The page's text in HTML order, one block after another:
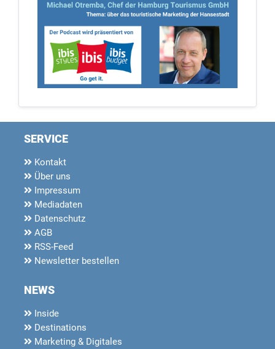
SERVICE
Kontakt
Über uns
Impressum
Mediadaten
Datenschutz
AGB
RSS-Feed
Newsletter bestellen
NEWS
Inside
Destinations
Marketing & Digitales